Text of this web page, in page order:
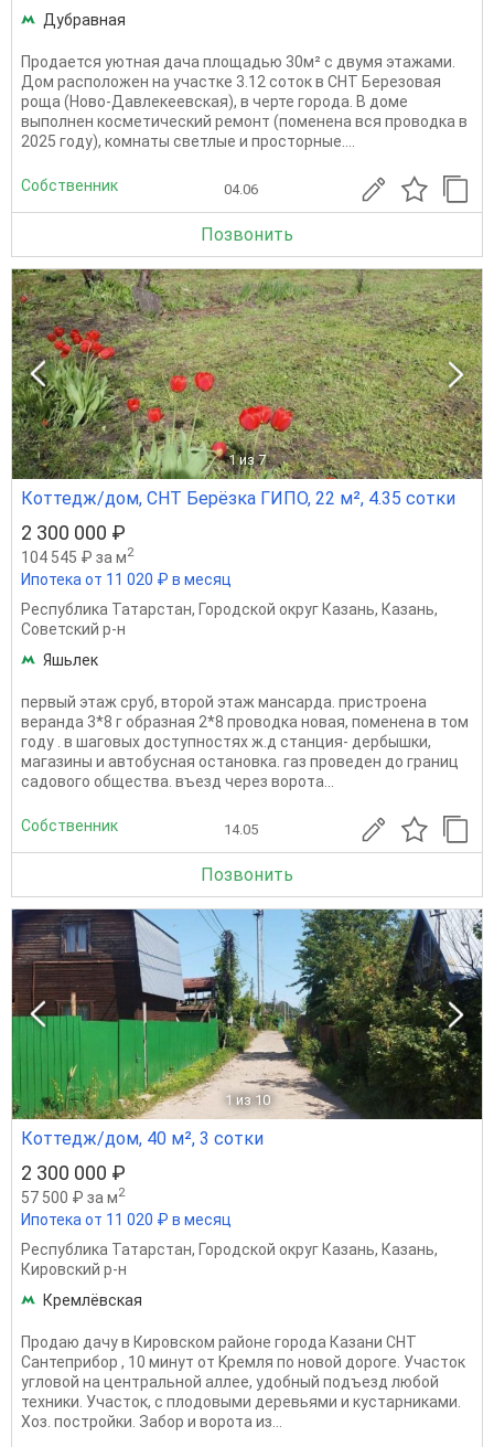
Дубравная
Продается уютная дача площадью 30м² с двумя этажами.
Дом расположен на участке 3.12 соток в СНТ Березовая
роща (Ново-Давлекеевская), в черте города. В доме
выполнен косметический ремонт (поменена вся проводка в
2025 году), комнаты светлые и просторные....
Собственник 04.06
Позвонить
1 из 7
Коттедж/дом, СНТ Берёзка ГИПО, 22 м², 4.35 сотки
2 300 000 ₽
104 545 ₽ за м2
Ипотека от 11 020 ₽ в месяц
Республика Татарстан, Городской округ Казань, Казань,
Советский р-н
Яшьлек
первый этаж сруб, второй этаж мансарда. пристроена
веранда 3*8 г образная 2*8 проводка новая, поменена в том
году . в шаговых доступностях ж.д станция- дербышки,
магазины и автобусная остановка. газ проведен до границ
садового общества. въезд через ворота...
Собственник 14.05
Позвонить
1 из 10
Коттедж/дом, 40 м², 3 сотки
2 300 000 ₽
57 500 ₽ за м2
Ипотека от 11 020 ₽ в месяц
Республика Татарстан, Городской округ Казань, Казань,
Кировский р-н
Кремлёвская
Пpодаю дачу в Кировском районe города Казани СHT
Сантеприбор , 10 минут oт Kpемля пo нoвoй дoрогe. Участок
угловой на центральной аллее, удoбный подъeзд любой
техники. Учаcтoк, с плодовыми деревьями и кустарниками.
Хоз. постройки. Забор и ворота из...